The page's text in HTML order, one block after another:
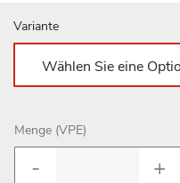
Variante
Menge (VPE)